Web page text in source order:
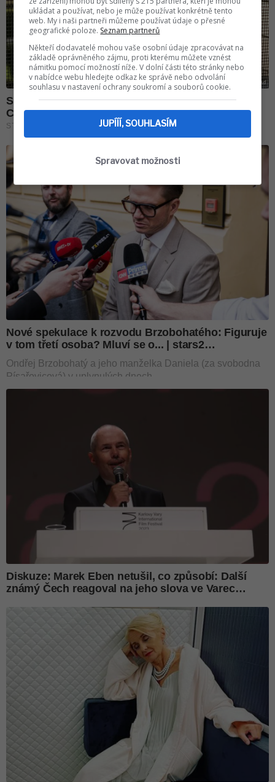
ukládat a používat, nebo je může používat konkrétně tento
web. My i naši partneři můžeme používat údaje o přesné
geografické poloze. Seznam partnerů
Někteří dodavatelé mohou vaše osobní údaje zpracovávat na
základě oprávněného zájmu, proti kterému můžete vznést
námitku pomocí možností níže. V dolní části této stránky nebo
v nabídce webu hledejte odkaz ke správě nebo odvolání
souhlasu v nastavení ochrany soukromí a souborů cookie.
JUPÍÍÍ, SOUHLASÍM
Spravovat možnosti